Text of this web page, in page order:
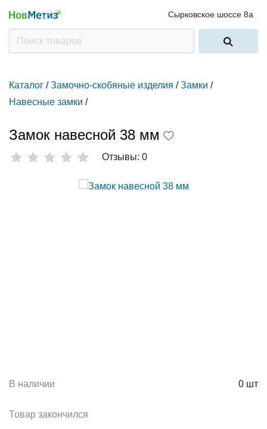
Сырковское шоссе 8а
Каталог / Замочно-скобяные изделия / Замки /
Навесные замки /
Замок навесной 38 мм
Отзывы: 0
В наличии 0 шт
Товар закончился